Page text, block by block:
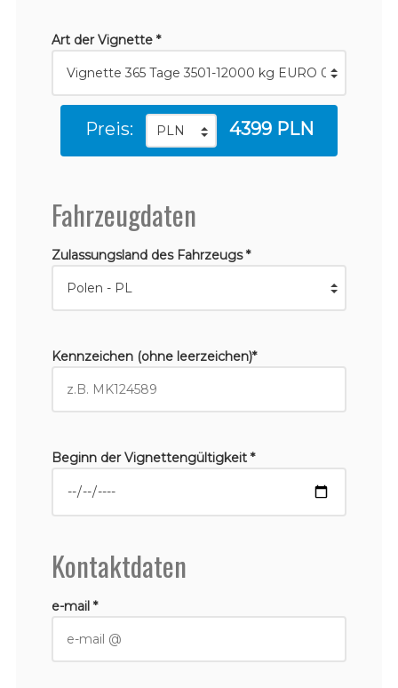
Art der Vignette *
Preis: 4399 PLN
Fahrzeugdaten
Zulassungsland des Fahrzeugs *
Kennzeichen (ohne leerzeichen)*
Beginn der Vignettengültigkeit *
Kontaktdaten
e-mail *